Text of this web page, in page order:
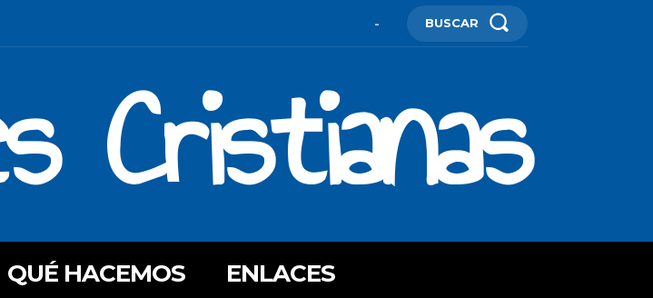
- BUSCAR
Cristianas
QUÉ HACEMOS ENLACES